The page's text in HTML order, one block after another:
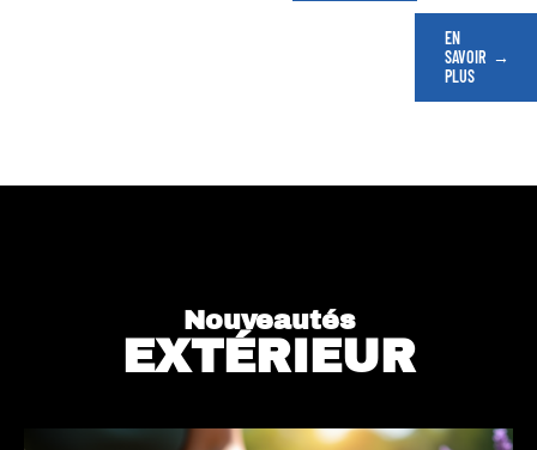
EN
SAVOIR
PLUS
Nouveautés
EXTÉRIEUR